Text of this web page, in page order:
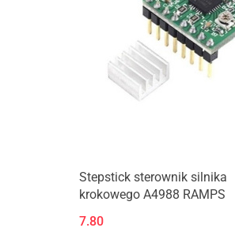
Produkt niedostępny
Stepstick sterownik silnika
krokowego A4988 RAMPS
7.80